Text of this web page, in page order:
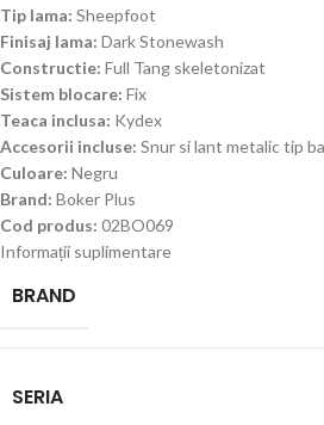
Tip lama: Sheepfoot
Finisaj lama: Dark Stonewash
Constructie: Full Tang skeletonizat
Sistem blocare: Fix
Teaca inclusa: Kydex
Accesorii incluse: Snur si lant metalic tip
Culoare: Negru
Brand: Boker Plus
Cod produs: 02BO069
Informații suplimentare
BRAND
SERIA